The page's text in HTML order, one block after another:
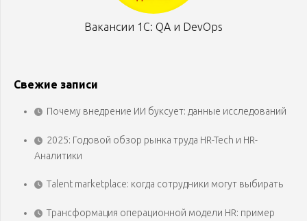
Вакансии 1С: QA и DevOps
Свежие записи
Почему внедрение ИИ буксует: данные исследований
2025: Годовой обзор рынка труда HR-Tech и HR-
Аналитики
Talent marketplace: когда сотрудники могут выбирать
Трансформация операционной модели HR: пример